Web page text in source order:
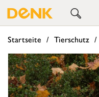
Startseite Tierschutz